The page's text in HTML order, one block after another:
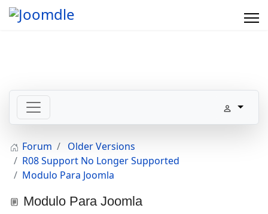
Forum
Older Versions
R08 Support No Longer Supported
Modulo Para Joomla
Modulo Para Joomla